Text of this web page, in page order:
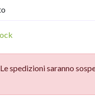
Le spedizioni saranno